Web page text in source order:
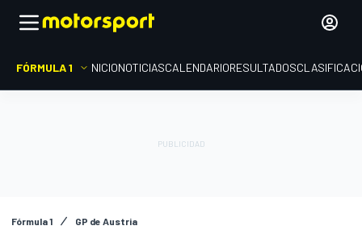
FÓRMULA 1 INICIONOTICIASCALENDARIORESULTADOS
Fórmula 1 GP de Austria